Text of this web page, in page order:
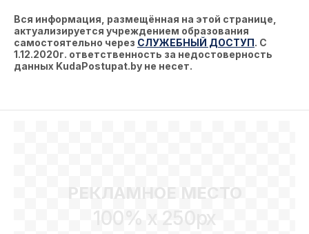
Вся информация, размещённая на этой странице,
актуализируется учреждением образования
самостоятельно через СЛУЖЕБНЫЙ ДОСТУП. С
1.12.2020г. ответственность за недостоверность
данных KudaPostupat.by не несет.
РЕКЛАМНОЕ МЕСТО
100% x 250px